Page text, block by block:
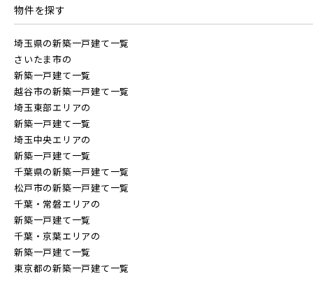
その他鉄道
東京メトロ有楽町線
東京メトロ千代田線
北総鉄道
埼玉高速鉄道
東武鉄道
東武スカイツリーライン
東武日光線
東武アーバンパークライン
小学校まで徒歩圏内
物件を探す
埼玉県の新築一戸建て一覧
さいたま市の
新築一戸建て一覧
越谷市の新築一戸建て一覧
埼玉東部エリアの
新築一戸建て一覧
埼玉中央エリアの
新築一戸建て一覧
千葉県の新築一戸建て一覧
松戸市の新築一戸建て一覧
千葉・常磐エリアの
新築一戸建て一覧
千葉・京葉エリアの
新築一戸建て一覧
東京都の新築一戸建て一覧